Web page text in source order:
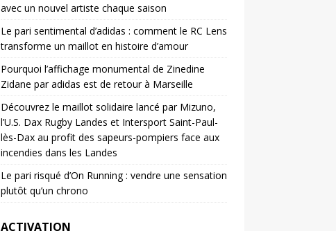
avec un nouvel artiste chaque saison
Le pari sentimental d’adidas : comment le RC Lens
transforme un maillot en histoire d’amour
Pourquoi l’affichage monumental de Zinedine
Zidane par adidas est de retour à Marseille
Découvrez le maillot solidaire lancé par Mizuno,
l’U.S. Dax Rugby Landes et Intersport Saint-Paul-
lès-Dax au profit des sapeurs-pompiers face aux
incendies dans les Landes
Le pari risqué d’On Running : vendre une sensation
plutôt qu’un chrono
ACTIVATION